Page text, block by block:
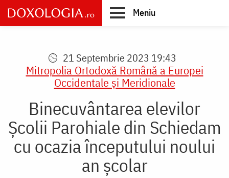
Skip
to
main
Meniu
21 Septembrie 2023 19:43
Mitropolia Ortodoxă Română a Europei
Occidentale şi Meridionale
Binecuvântarea elevilor
Școlii Parohiale din Schiedam
cu ocazia începutului noului
an școlar